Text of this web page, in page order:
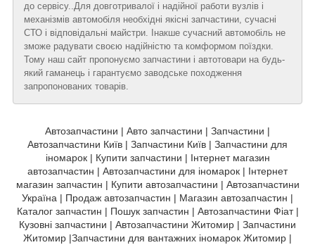
до сервісу..Для довготривалої і надійної работи вузлів і
механізмів автомобіля необхідні якісні запчастини, сучасні
СТО і відповідальні майстри. Інакше сучасний автомобіль не
зможе радувати своєю надійністю та комформом поїздки.
Тому наш сайт пропонуємо запчастини і автотовари на будь-
який гаманець і гарантуємо заводське походження
запропонованих товарів.
Автозапчастини | Авто запчастини | Запчастини |
Автозапчастини Київ | Запчастини Київ | Запчастини для
іномарок | Купити запчастини | Інтернет магазин
автозапчастин | Автозапчастини для іномарок | Інтернет
магазин запчастин | Купити автозапчастини | Автозапчастини
Україна | Продаж автозапчастин | Магазин автозапчастин |
Каталог запчастин | Пошук запчастин | Автозапчастини Фіат |
Кузовні запчастини | Автозапчастини Житомир | Запчастини
Житомир |Запчастини для вантажних іномарок Житомир |